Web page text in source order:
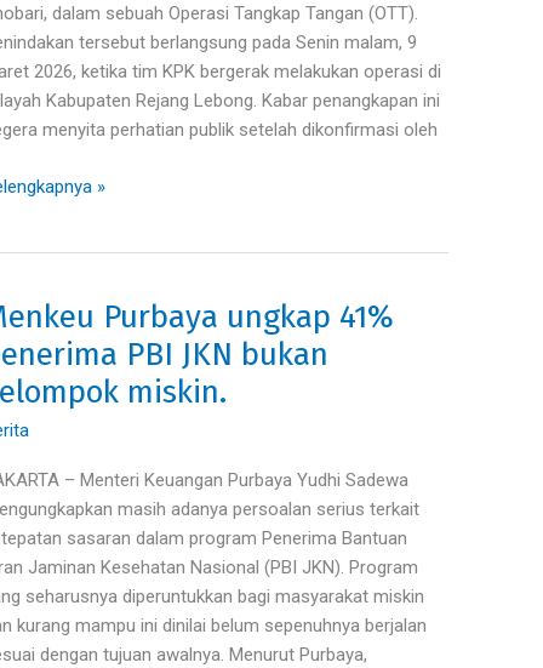
dalam sebuah Operasi Tangkap Tangan (OTT).
tersebut berlangsung pada Senin malam, 9
2026, ketika tim KPK bergerak melakukan operasi di
Kabupaten Rejang Lebong. Kabar penangkapan ini
menyita perhatian publik setelah dikonfirmasi oleh
»
Purbaya ungkap 41%
PBI JKN bukan
miskin.
– Menteri Keuangan Purbaya Yudhi Sadewa
masih adanya persoalan serius terkait
sasaran dalam program Penerima Bantuan
Jaminan Kesehatan Nasional (PBI JKN). Program
seharusnya diperuntukkan bagi masyarakat miskin
kurang mampu ini dinilai belum sepenuhnya berjalan
dengan tujuan awalnya. Menurut Purbaya,